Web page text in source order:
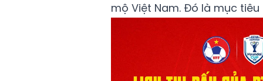
mộ Việt Nam. Đó là mục tiêu